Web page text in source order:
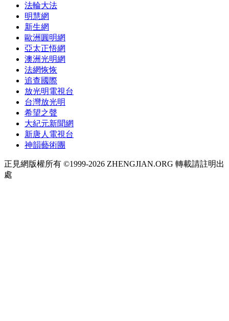
法輪大法
明慧網
新生網
歐洲圓明網
亞太正悟網
澳洲光明網
法網恢恢
追查國際
放光明電視台
台灣放光明
希望之聲
大紀元新聞網
新唐人電視台
神韻藝術團
正見網版權所有 ©1999-2026 ZHENGJIAN.ORG 轉載請註明出
處